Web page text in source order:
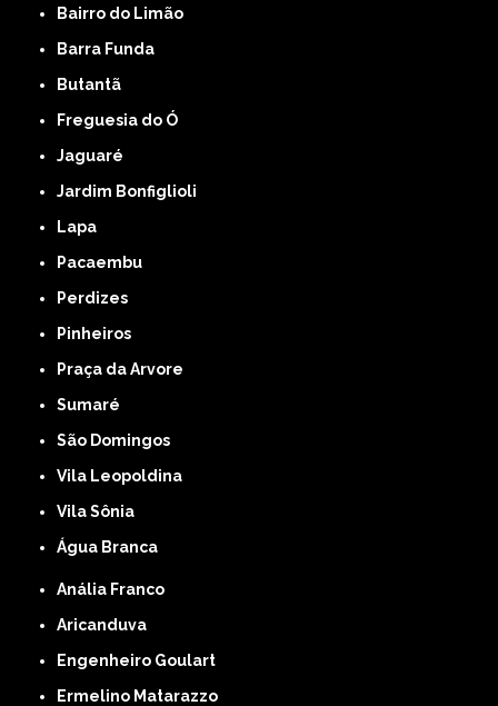
Bairro do Limão
Barra Funda
Butantã
Freguesia do Ó
Jaguaré
Jardim Bonfiglioli
Lapa
Pacaembu
Perdizes
Pinheiros
Praça da Arvore
Sumaré
São Domingos
Vila Leopoldina
Vila Sônia
Água Branca
Anália Franco
Aricanduva
Engenheiro Goulart
Ermelino Matarazzo